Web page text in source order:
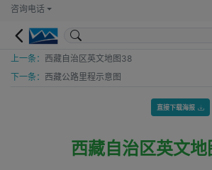
咨询电话
上一条： 西藏自治区英文地图38
下一条： 西藏公路里程示意图
直接下载海报
西藏自治区英文